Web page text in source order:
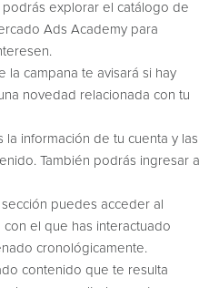
explorar el catálogo de
Ads Academy para
la campana te avisará si hay
novedad relacionada con tu
la información de tu cuenta y las
También podrás ingresar a
puedes acceder al
el que has interactuado
cronológicamente.
contenido que te resulta